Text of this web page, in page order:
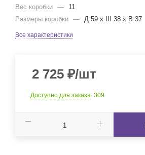
Вес коробки —
11
Размеры коробки — Д 59 x Ш 38 x В 37
Все характеристики
2 725 ₽/шт
Доступно для заказа: 309